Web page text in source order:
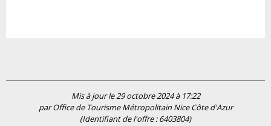
Mis à jour le 29 octobre 2024 à 17:22
par Office de Tourisme Métropolitain Nice Côte d'Azur
(Identifiant de l'offre :6403804)